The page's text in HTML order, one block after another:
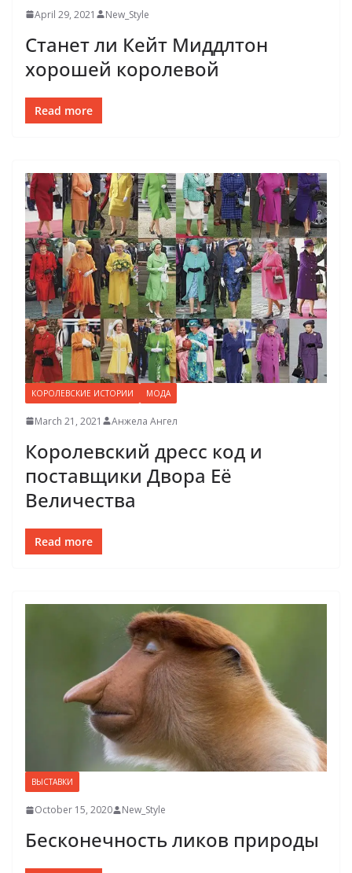
April 29, 2021 New_Style
Станет ли Кейт Миддлтон
хорошей королевой
Read more
КОРОЛЕВСКИЕ ИСТОРИИ МОДА
March 21, 2021 Анжела Ангел
Королевский дресс код и
поставщики Двора Её
Величества
Read more
ВЫСТАВКИ
October 15, 2020 New_Style
Бесконечность ликов природы